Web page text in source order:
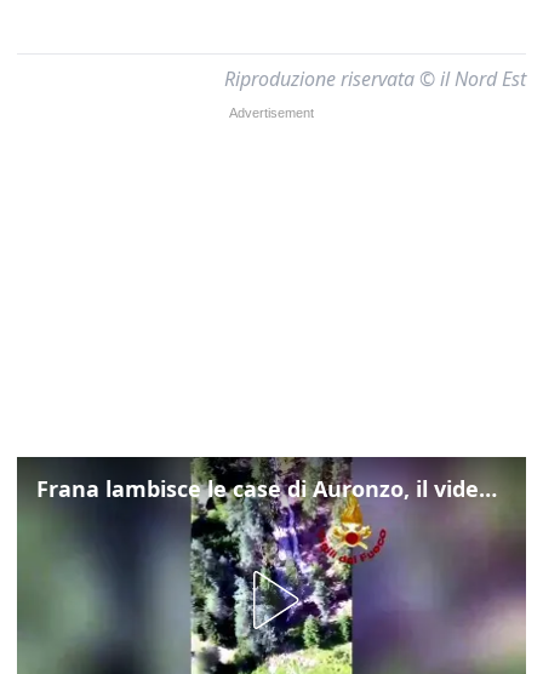
Riproduzione riservata © il Nord Est
Frana lambisce le case di Auronzo, il video dall'elicottero dei vigili del fuoco